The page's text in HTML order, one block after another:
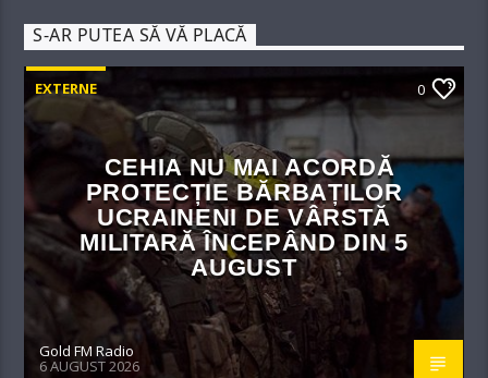
S-AR PUTEA SĂ VĂ PLACĂ
EXTERNE 0
CEHIA NU MAI ACORDĂ
PROTECȚIE BĂRBAȚILOR
UCRAINENI DE VÂRSTĂ
MILITARĂ ÎNCEPÂND DIN 5
AUGUST
Gold FM Radio
6 AUGUST 2026